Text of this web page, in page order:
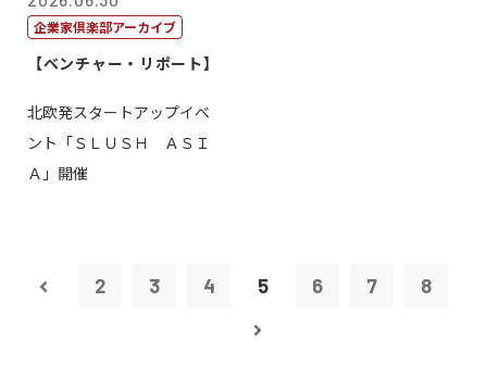
企業家倶楽部アーカイブ
【ベンチャー・リポート】
北欧発スタートアップイベ
ント「ＳＬＵＳＨ ＡＳＩ
Ａ」開催
2 3 4 5 6 7 8